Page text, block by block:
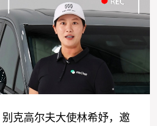
别克高尔夫大使林希妤，邀